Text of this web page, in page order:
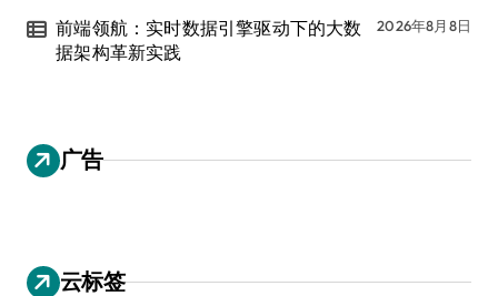
前端领航：实时数据引擎驱动下的大数
据架构革新实践
2026年8月8日
广告
云标签